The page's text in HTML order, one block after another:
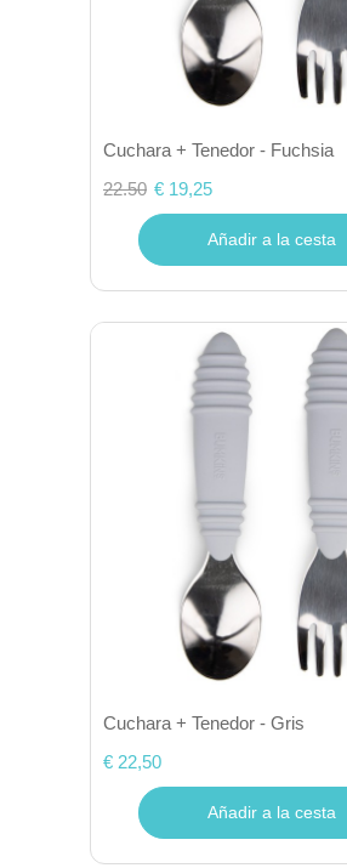
Cuchara + Tenedor - Fuchsia
22.50 € 19,25
Añadir a la cesta
Cuchara + Tenedor - Gris
€ 22,50
Añadir a la cesta